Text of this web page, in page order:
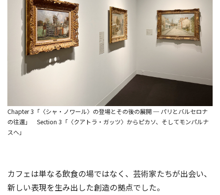
Chapter 3「〈シャ・ノワール〉の登場とその後の展開 ─ パリとバルセロナ
の往還」 Section 3「〈クアトラ・ガッツ〉からピカソ、そしてモンパルナ
スへ」
カフェは単なる飲食の場ではなく、芸術家たちが出会い、
新しい表現を生み出した創造の拠点でした。